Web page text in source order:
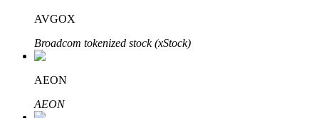
AVGOX
Broadcom tokenized stock (xStock)
AEON
AEON